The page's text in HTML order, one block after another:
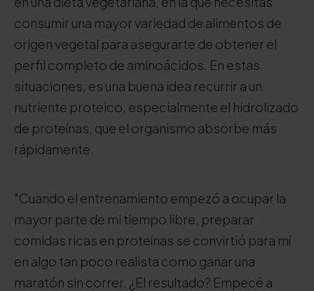
consumir una mayor variedad de alimentos de
origen vegetal para asegurarte de obtener el
perfil completo de aminoácidos. En estas
situaciones, es una buena idea recurrir a un
nutriente proteico, especialmente el hidrolizado
de proteínas, que el organismo absorbe más
rápidamente.
"Cuando el entrenamiento empezó a ocupar la
mayor parte de mi tiempo libre, preparar
comidas ricas en proteínas se convirtió para mí
en algo tan poco realista como ganar una
maratón sin correr. ¿El resultado? Empecé a